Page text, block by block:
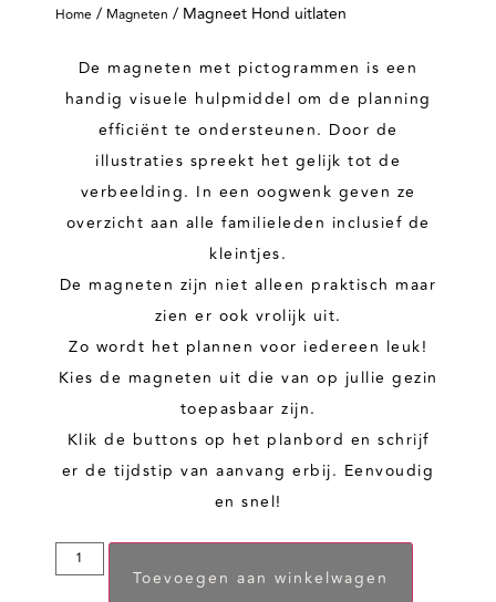
Home / Magneten / Magneet Hond uitlaten
De magneten met pictogrammen is een
handig visuele hulpmiddel om de planning
efficiënt te ondersteunen. Door de
illustraties spreekt het gelijk tot de
verbeelding. In een oogwenk geven ze
overzicht aan alle familieleden inclusief de
kleintjes.
De magneten zijn niet alleen praktisch maar
zien er ook vrolijk uit.
Zo wordt het plannen voor iedereen leuk!
Kies de magneten uit die van op jullie gezin
toepasbaar zijn.
Klik de buttons op het planbord en schrijf
er de tijdstip van aanvang erbij. Eenvoudig
en snel!
Toevoegen aan winkelwagen